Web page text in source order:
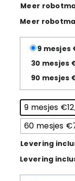
Meer
Meer
9 mesjes
30 mesjes
90 mesjes
9 mesjes
60 mesjes
Levering
Levering